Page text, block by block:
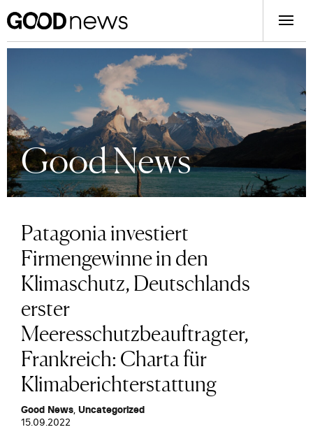
Good News
Patagonia investiert
Firmengewinne in den
Klimaschutz, Deutschlands
erster
Meeresschutzbeauftragter,
Frankreich: Charta für
Klimaberichterstattung
Good News, Uncategorized
15.09.2022